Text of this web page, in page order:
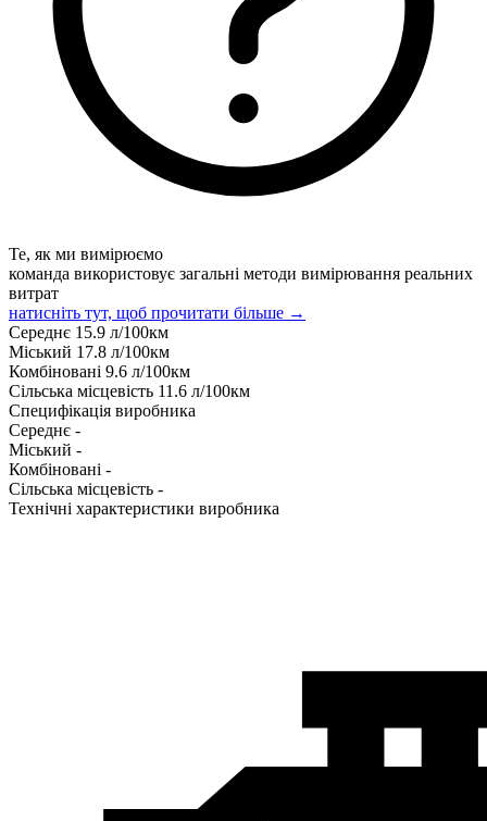
Те, як ми вимірюємо
команда використовує загальні методи вимірювання реальних
витрат
натисніть тут, щоб прочитати більше →
Середнє 15.9 л/100км
Міський 17.8 л/100км
Комбіновані 9.6 л/100км
Сільська місцевість 11.6 л/100км
Специфікація виробника
Середнє -
Міський -
Комбіновані -
Сільська місцевість -
Технічні характеристики виробника